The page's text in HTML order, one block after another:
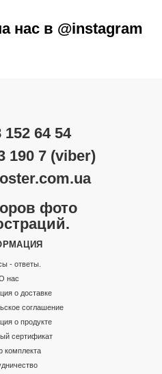
нас в @instagram
152 64 54
190 7 (viber)
фото
- ответы.
нас
о доставке
соглашение
о продукте
сертификат
комплекта